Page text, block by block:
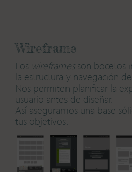
Wireframe
Los wireframesson bocetos
la estructura y navegación
Nos permiten planificar la
usuario antes de diseñar.
Así aseguramos una base
tus objetivos.